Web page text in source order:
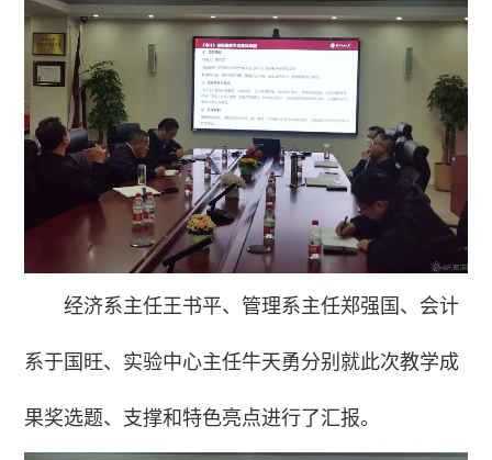
经济系主任王书平、管理系主任郑强国、会计
系于国旺、实验中心主任牛天勇分别就此次教学成
果奖选题、支撑和特色亮点进行了汇报。